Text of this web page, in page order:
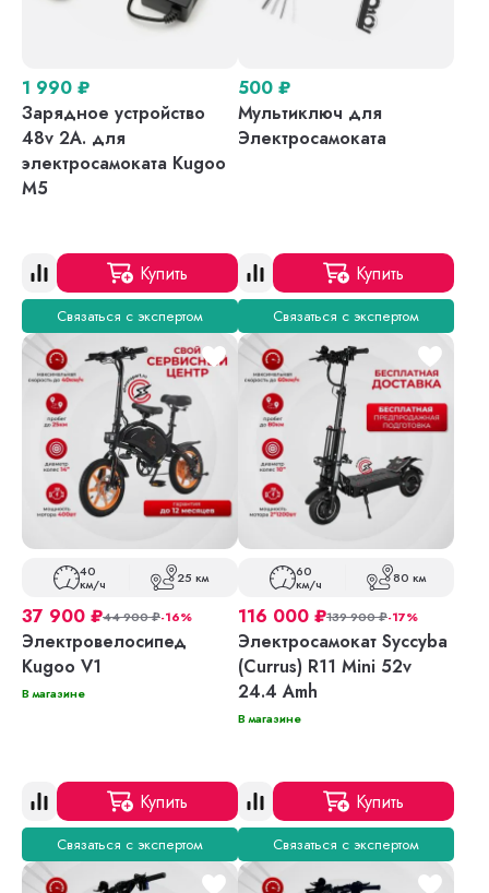
1 990 ₽
Зарядное устройство
48v 2A. для
электросамоката Kugoo
M5
Купить
Связаться с экспертом
500 ₽
Мультиключ для
Электросамоката
Купить
Связаться с экспертом
40
км/ч 25 км
37 900 ₽44 900₽-16%
Электровелосипед
Kugoo V1
В магазине
Купить
Связаться с экспертом
60
км/ч 80 км
116 000 ₽139 900₽-17%
Электросамокат Syccyba
(Currus) R11 Mini 52v
24.4 Amh
В магазине
Купить
Связаться с экспертом